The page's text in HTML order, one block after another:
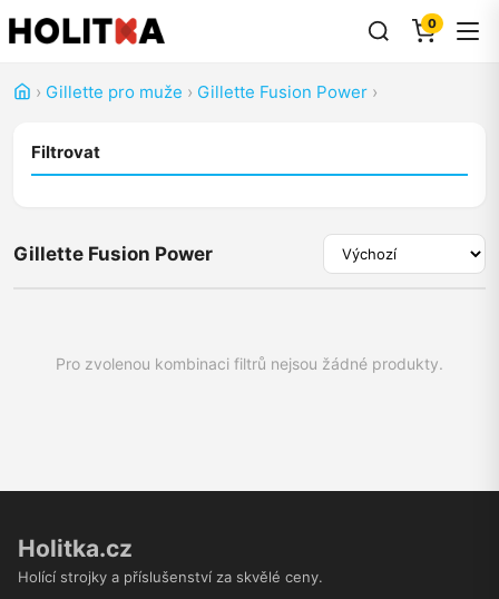
0
› Gillette pro muže › Gillette Fusion Power ›
Filtrovat
Gillette Fusion Power
Pro zvolenou kombinaci filtrů nejsou žádné produkty.
Holitka.cz
Holící strojky a příslušenství za skvělé ceny.